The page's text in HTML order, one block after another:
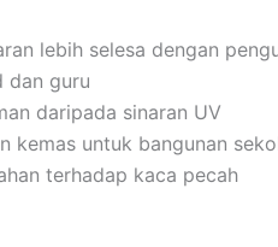
lebih selesa dengan
dan guru
daripada sinaran UV
kemas untuk bangunan
terhadap kaca pecah